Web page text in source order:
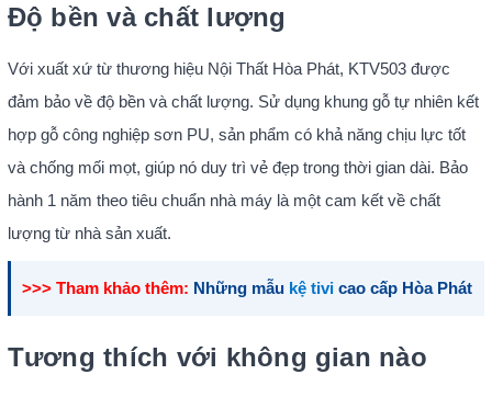
Độ bền và chất lượng
Với xuất xứ từ thương hiệu Nội Thất Hòa Phát, KTV503 được
đảm bảo về độ bền và chất lượng. Sử dụng khung gỗ tự nhiên kết
hợp gỗ công nghiệp sơn PU, sản phẩm có khả năng chịu lực tốt
và chống mối mọt, giúp nó duy trì vẻ đẹp trong thời gian dài. Bảo
hành 1 năm theo tiêu chuẩn nhà máy là một cam kết về chất
lượng từ nhà sản xuất.
>>> Tham khảo thêm: Những mẫu kệ tivi cao cấp Hòa Phát
Tương thích với không gian nào